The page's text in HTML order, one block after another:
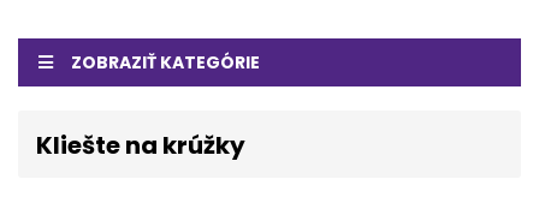
ZOBRAZIŤ KATEGÓRIE
Kliešte na krúžky